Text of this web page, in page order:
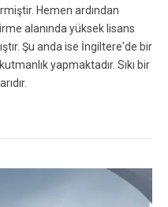
Hemen ardından
alanında yüksek lisans
Şu anda ise İngiltere'de bir
yapmaktadır. Sıkı bir